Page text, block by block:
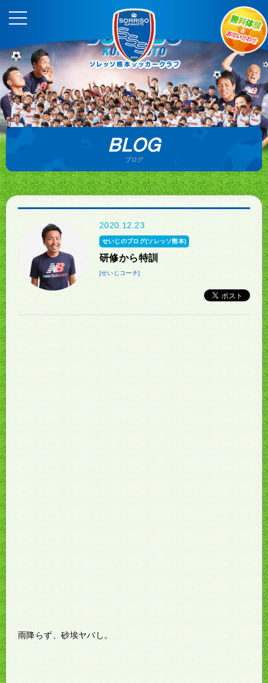
BLOG
ブログ
2020.12.23
せいじのブログ(ソレッソ熊本)
研修から特訓
[せいじコーチ]
雨降らず、砂埃ヤバし。